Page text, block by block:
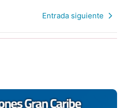
Entrada siguiente